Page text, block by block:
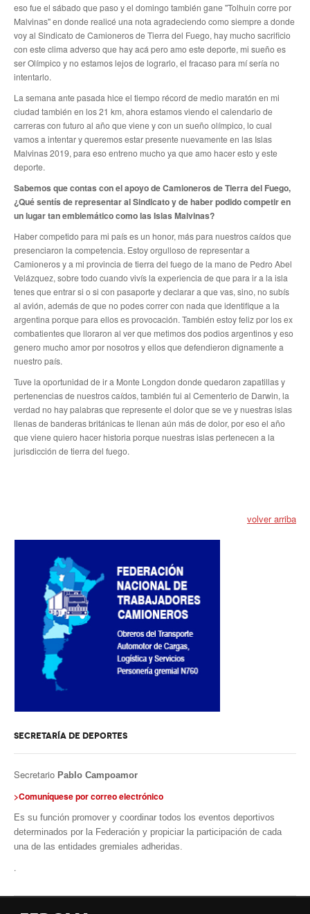
Secretaría de actas
Secretaría gremial
Secretario Tesorero
Secretaría prensa y cultura
Secretaría de Obra Social
Secretaría Administrativa
Secretaría de Coord. Política
Secretaría Evol. del Salario
Secretaría de Fiscalización
Secretaría de Transporte
Secretaría de Relaciones Internacionales
Secretaría de la Mujer
Secretaría de Turismo
Secretaría de Capacitación
Sec. Derechos Humanos
Secretaría de la Vivienda
Secretaría de Deportes
Secretaría de Igualdad de Género
Secretaría de Comunicación
Secretaría de Jubilaciones
Gremiales
Planillas de sueldos
Planillas de sueldos
eso fue el sábado que paso y el domingo también gane "Tolhuin corre por
Malvinas" en donde realicé una nota agradeciendo como siempre a donde
voy al Sindicato de Camioneros de Tierra del Fuego, hay mucho sacrificio
con este clima adverso que hay acá pero amo este deporte, mi sueño es
ser Olímpico y no estamos lejos de lograrlo, el fracaso para mí sería no
intentarlo.
La semana ante pasada hice el tiempo récord de medio maratón en mi
ciudad también en los 21 km, ahora estamos viendo el calendario de
carreras con futuro al año que viene y con un sueño olímpico, lo cual
vamos a intentar y queremos estar presente nuevamente en las Islas
Malvinas 2019, para eso entreno mucho ya que amo hacer esto y este
deporte.
Sabemos que contas con el apoyo de Camioneros de Tierra del Fuego,
¿Qué sentís de representar al Sindicato y de haber podido competir en
un lugar tan emblemático como las Islas Malvinas?
Haber competido para mi país es un honor, más para nuestros caídos que
presenciaron la competencia. Estoy orgulloso de representar a
Camioneros y a mi provincia de tierra del fuego de la mano de Pedro Abel
Velázquez, sobre todo cuando vivís la experiencia de que para ir a la isla
tenes que entrar si o si con pasaporte y declarar a que vas, sino, no subís
al avión, además de que no podes correr con nada que identifique a la
argentina porque para ellos es provocación. También estoy feliz por los ex
combatientes que lloraron al ver que metimos dos podios argentinos y eso
genero mucho amor por nosotros y ellos que defendieron dignamente a
nuestro país.
Tuve la oportunidad de ir a Monte Longdon donde quedaron zapatillas y
pertenencias de nuestros caídos, también fui al Cementerio de Darwin, la
verdad no hay palabras que represente el dolor que se ve y nuestras islas
llenas de banderas británicas te llenan aún más de dolor, por eso el año
que viene quiero hacer historia porque nuestras islas pertenecen a la
jurisdicción de tierra del fuego.
volver arriba
SECRETARÍA DE DEPORTES
Secretario Pablo Campoamor
>Comuníquese por correo electrónico
Es su función promover y coordinar todos los eventos deportivos
determinados por la Federación y propiciar la participación de cada
una de las entidades gremiales adheridas.
.